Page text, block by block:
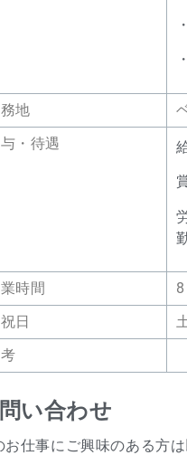
地
・待遇
時間
日
い合わせ
お仕事にご興味のある方